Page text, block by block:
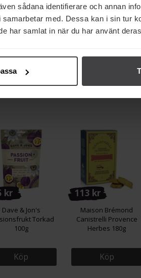
sådana identifierare och annan
med. Dessa kan i sin tur
har samlat in när du har använt
kr
Köp
29 kr
kr
Dave & Jon's
Torkad
100g
Köp
113 kr
Maison Brémond
Canistrelli Provence
Herbes 180g
Köp